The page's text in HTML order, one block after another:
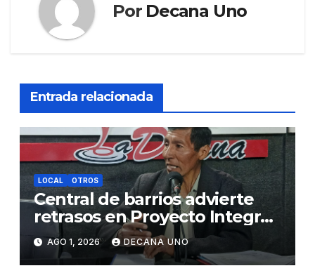
Por Decana Uno
Entrada relacionada
LOCAL OTROS
Central de barrios advierte
retrasos en Proyecto Integral
de Agua y Alcantarillado para
Juliaca
AGO 1, 2026 DECANA UNO